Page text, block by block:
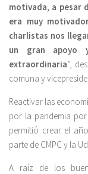
motivada, a pesar
era muy
charlistas nos
un gran apoyo
extraordinaria”,
comuna y
Reactivar las
por la pandemia
permitió crear el
parte de CMPC y la
A raíz de los